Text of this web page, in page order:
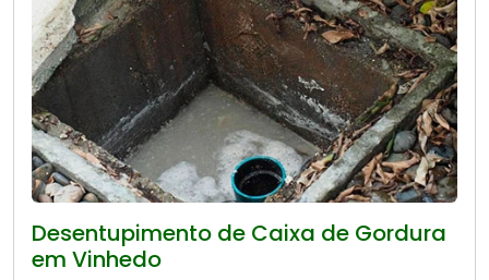
Desentupimento de Caixa de Gordura
em Vinhedo